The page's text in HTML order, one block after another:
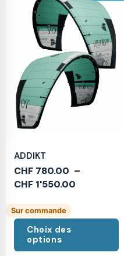
ADDIKT
CHF 780.00 –
CHF 1'550.00
Sur commande
Choix des
options